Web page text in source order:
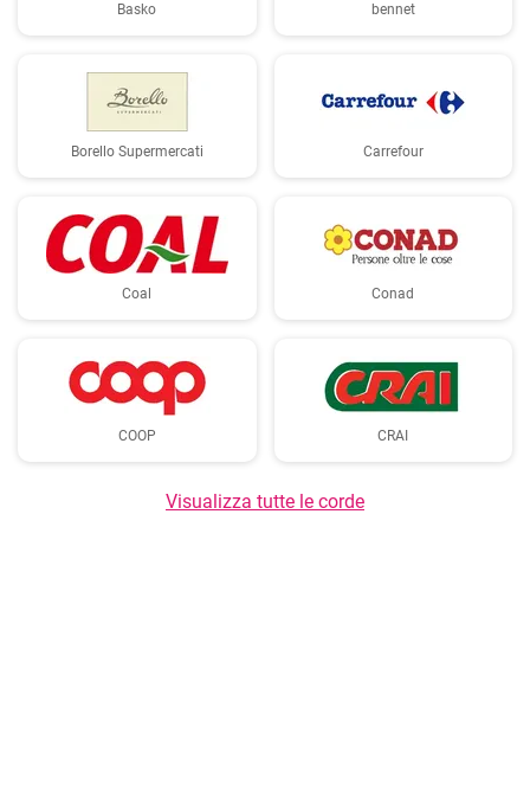
Basko bennet
Borello Supermercati Carrefour
Coal Conad
COOP CRAI
Visualizza tutte le corde